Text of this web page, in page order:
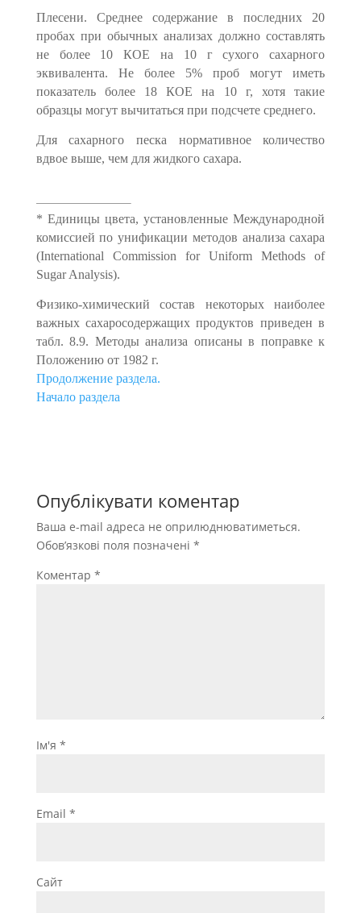
Плесени. Среднее содержание в последних 20
пробах при обычных анализах должно составлять
не более 10 КОЕ на 10 г сухого сахарного
эквивалента. Не более 5% проб могут иметь
показатель более 18 КОЕ на 10 г, хотя такие
образцы могут вы­читаться при подсчете среднего.
Для сахарного песка нормативное количество
вдвое выше, чем для жидкого са­хара.
* Единицы цвета, установленные Международной
комиссией по унификации методов анали­за сахара
(International Commission for Uniform Methods of
Sugar Analysis).
Физико-химический состав некоторых наиболее
важных сахаросодержащих продуктов приведен в
табл. 8.9. Методы анализа описаны в поправке к
Положению от 1982 г.
Продолжение раздела.
Начало раздела
Опублікувати коментар
Ваша e-mail адреса не оприлюднюватиметься.
Обов’язкові поля позначені *
Коментар *
Ім'я *
Email *
Сайт